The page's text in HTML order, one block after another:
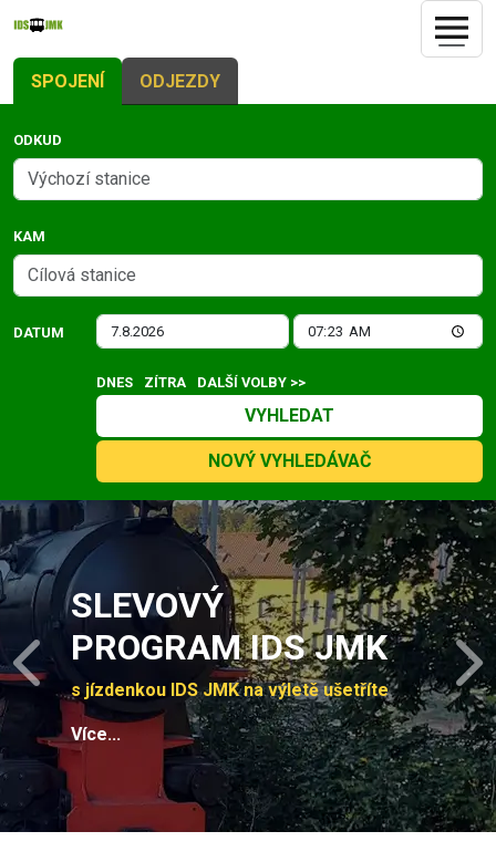
SPOJENÍ ODJEZDY
ODKUD
KAM
DATUM
DNES ZÍTRA DALŠÍ VOLBY >>
VYHLEDAT
NOVÝ VYHLEDÁVAČ
Slide 1 of 4
SLEVOVÝ
PROGRAM IDS JMK
s jízdenkou IDS JMK na výletě ušetříte
Více...
Previous